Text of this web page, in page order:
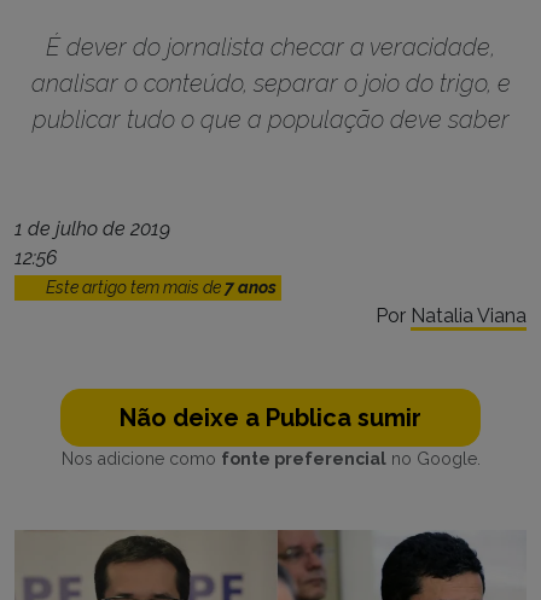
É dever do jornalista checar a veracidade,
analisar o conteúdo, separar o joio do trigo, e
publicar tudo o que a população deve saber
1 de julho de 2019
12:56
Este artigo tem mais de 7 anos
Por Natalia Viana
Não deixe a Publica sumir
Nos adicione como fonte preferencialno Google.